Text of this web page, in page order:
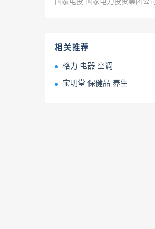
相关推荐
格力 电器 空调
宝明堂 保健品 养生